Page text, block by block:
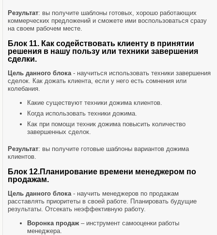
Результат: вы получите шаблоны готовых, хорошо работающих
коммерческих предложений и сможете ими воспользоваться сразу
на своем рабочем месте.
Блок 11. Как содействовать клиенту в принятии
решения в нашу пользу или техники завершения
сделки.
Цель данного блока - научиться использовать техники завершения
сделок. Как дожать клиента, если у него есть сомнения или
колебания.
Какие существуют техники дожима клиентов.
Когда использовать техники дожима.
Как при помощи техник дожима повысить количество
завершенных сделок.
Результат: вы получите готовые шаблоны вариантов дожима
клиентов.
Блок 12.Планирование времени менеджером по
продажам.
Цель данного блока - научить менеджеров по продажам
расставлять приоритеты в своей работе. Планировать будущие
результаты. Отсекать неэффективную работу.
Воронка продаж – инструмент самооценки работы
менеджера.